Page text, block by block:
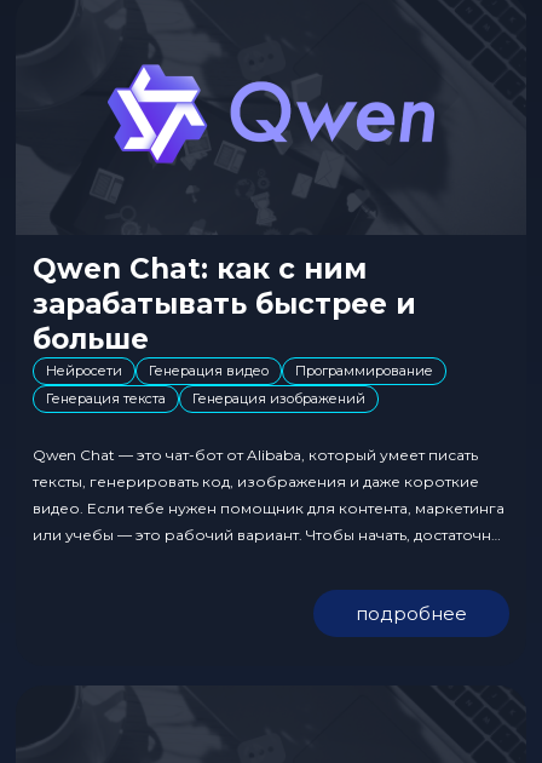
Qwen Chat: как с ним
зарабатывать быстрее и
больше
Нейросети Генерация видео
Программирование
Генерация текста
Генерация изображений
Qwen Chat — это чат-бот от Alibaba, который умеет писать
тексты, генерировать код, изображения и даже короткие
видео. Если тебе нужен помощник для контента, маркетинга
или учебы — это рабочий вариант. Чтобы начать, достаточно
первый диалог. В меню можно переключать модели,
включая расширенный режим. Qwen Chat: что это...
подробнее